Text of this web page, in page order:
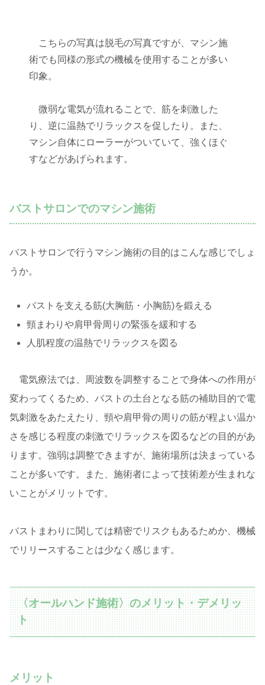
こちらの写真は脱毛の写真ですが、マシン施
術でも同様の形式の機械を使用することが多い
印象。
微弱な電気が流れることで、筋を刺激した
り、逆に温熱でリラックスを促したり。また、
マシン自体にローラーがついていて、強くほぐ
すなどがあげられます。
バストサロンでのマシン施術
バストサロンで行うマシン施術の目的はこんな感じでしょ
うか。
バストを支える筋(大胸筋・小胸筋)を鍛える
頸まわりや肩甲骨周りの緊張を緩和する
人肌程度の温熱でリラックスを図る
電気療法では、周波数を調整することで身体への作用が
変わってくるため、バストの土台となる筋の補助目的で電
気刺激をあたえたり、頸や肩甲骨の周りの筋が程よい温か
さを感じる程度の刺激でリラックスを図るなどの目的があ
ります。強弱は調整できますが、施術場所は決まっている
ことが多いです。また、施術者によって技術差が生まれな
いことがメリットです。
バストまわりに関しては精密でリスクもあるためか、機械
でリリースすることは少なく感じます。
〈オールハンド施術〉のメリット・デメリッ
ト
メリット